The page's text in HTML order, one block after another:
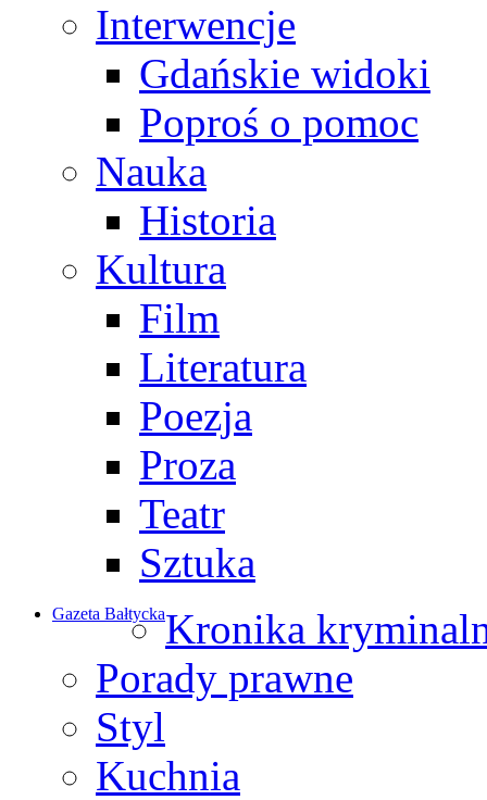
Interwencje
Gdańskie widoki
Poproś o pomoc
Nauka
Historia
Kultura
Film
Literatura
Poezja
Proza
Teatr
Sztuka
Gazeta BałtyckaKronika
Porady prawne
Styl
Kuchnia